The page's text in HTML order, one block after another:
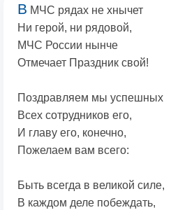
В МЧС рядах не хнычет
Ни герой, ни рядовой,
МЧС России нынче
Отмечает Праздник свой!
Поздравляем мы успешных
Всех сотрудников его,
И главу его, конечно,
Пожелаем вам всего:
Быть всегда в великой силе,
В каждом деле побеждать,